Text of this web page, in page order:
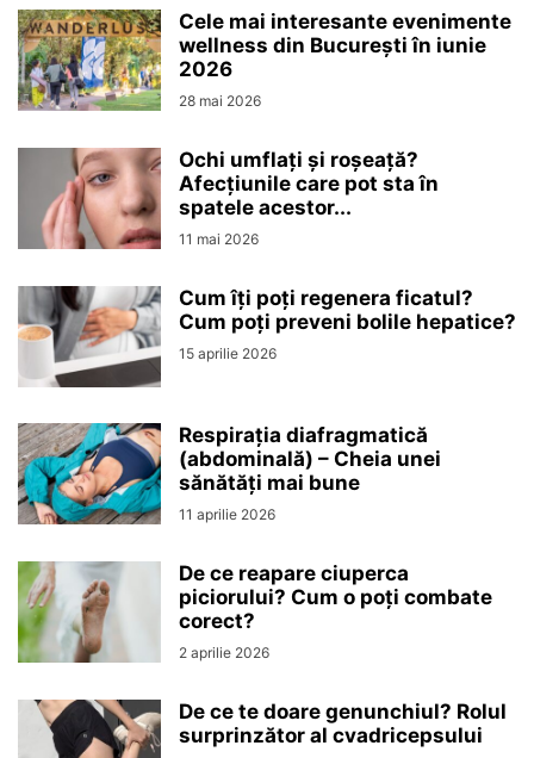
Cele mai interesante evenimente
wellness din București în iunie
2026
28 mai 2026
Ochi umflați și roșeață?
Afecțiunile care pot sta în
spatele acestor...
11 mai 2026
Cum îți poți regenera ficatul?
Cum poți preveni bolile hepatice?
15 aprilie 2026
Respirația diafragmatică
(abdominală) – Cheia unei
sănătăți mai bune
11 aprilie 2026
De ce reapare ciuperca
piciorului? Cum o poți combate
corect?
2 aprilie 2026
De ce te doare genunchiul? Rolul
surprinzător al cvadricepsului